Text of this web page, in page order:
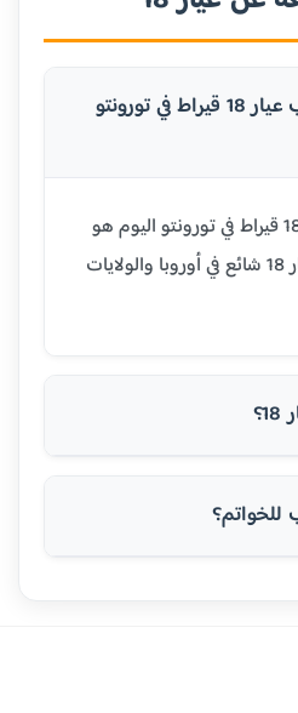
ما هو سعر الذهب عيار 18 قيراط في تورونتو
سعر جرام الذهب عيار 18 قيراط في تورونتو اليوم هو
145.04 دولار كندي. عيار 18 شائع في أوروبا والولايات